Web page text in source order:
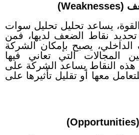
يساعد تحليل تحليل سوات
نقاط الضعف لديها، فمن
يصبح بإمكان الشركة
المجالات التي تعاني فيها
هذه النقاط يساعد الشركة على
معها أو تقليل تأثيرها على